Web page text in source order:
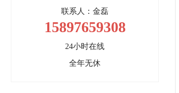
联系人：金磊
15897659308
24小时在线
全年无休